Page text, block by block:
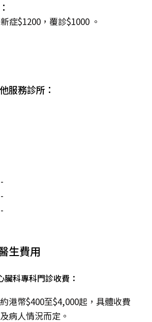
症$1200，覆診$1000 。
服務診所：
生費用
科專科門診收費：
港幣$400至$4,000起，具體收費
病人情況而定。